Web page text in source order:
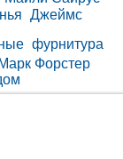
Джеймс
фурнитура
Марк Форстер